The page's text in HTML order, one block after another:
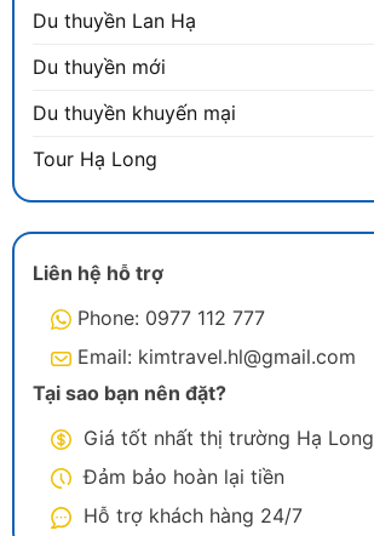
Du thuyền Lan Hạ
Du thuyền mới
Du thuyền khuyến mại
Tour Hạ Long
Liên hệ hỗ trợ
Phone: 0977 112 777
Email: kimtravel.hl@gmail.com
Tại sao bạn nên đặt?
Giá tốt nhất thị trường Hạ Long
Đảm bảo hoàn lại tiền
Hỗ trợ khách hàng 24/7